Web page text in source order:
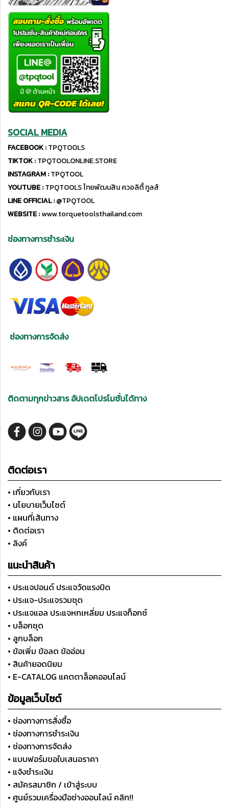
SOCIAL MEDIA
FACEBOOK :TPQTOOLS
TIKTOK :TPQTOOLONLINE.STORE
INSTAGRAM :TPQTOOL
YOUTUBE :TPQTOOLS ไทยพัฒนสิน ควอลิตี้ ทูลส์
LINE OFFICIAL :@TPQTOOL
WEBSITE :www.torquetoolsthailand.com
ช่องทางการชำระเงิน
ช่องทางการจัดส่ง
ติดตามทุกข่าวสาร อัปเดตโปรโมชั่นได้ทาง
ติดต่อเรา
• เกี่ยวกับเรา
• นโยบายเว็บไซต์
• แผนที่เส้นทาง
• ติดต่อเรา
• ลิงค์
แนะนำสินค้า
• ประแจปอนด์ ประแจวัดแรงบิด
• ประแจ-ประแจรวมชุด
• ประแจแอล ประแจหกเหลี่ยม ประแจท็อกซ์
• บล็อกชุด
• ลูกบล็อก
• ข้อเพิ่ม ข้อลด ข้ออ่อน
• สินค้ายอดนิยม
• E-CATALOG แคตตาล็อคออนไลน์
ข้อมูลเว็บไซต์
• ช่องทางการสั่งซื้อ
• ช่องทางการชำระเงิน
• ช่องทางการจัดส่ง
• แบบฟอร์มขอใบเสนอราคา
• แจ้งชำระเงิน
• สมัครสมาชิก / เข้าสู่ระบบ
• ศูนย์รวมเครื่องมือช่างออนไลน์ คลิก!!